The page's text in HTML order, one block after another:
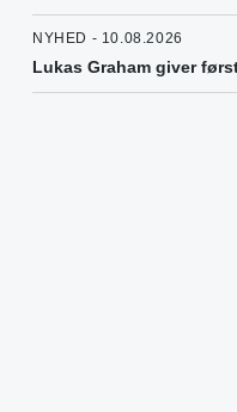
NYHED - 10.08.2026
Lukas Graham giver